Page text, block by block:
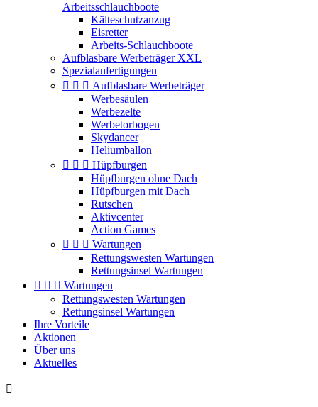
Arbeitsschlauchboote
Kälteschutzanzug
Eisretter
Arbeits-Schlauchboote
Aufblasbare Werbeträger XXL
Spezialanfertigungen
   Aufblasbare Werbeträger
Werbesäulen
Werbezelte
Werbetorbogen
Skydancer
Heliumballon
   Hüpfburgen
Hüpfburgen ohne Dach
Hüpfburgen mit Dach
Rutschen
Aktivcenter
Action Games
   Wartungen
Rettungswesten Wartungen
Rettungsinsel Wartungen
   Wartungen
Rettungswesten Wartungen
Rettungsinsel Wartungen
Ihre Vorteile
Aktionen
Über uns
Aktuelles
